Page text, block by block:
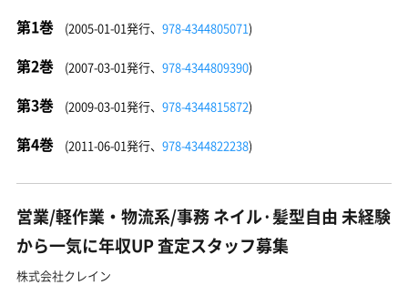
第1巻 (2005-01-01発行、 978-4344805071)
第2巻 (2007-03-01発行、 978-4344809390)
第3巻 (2009-03-01発行、 978-4344815872)
第4巻 (2011-06-01発行、 978-4344822238)
営業/軽作業・物流系/事務 ネイル·髪型自由 未経験
から一気に年収UP 査定スタッフ募集
株式会社クレイン